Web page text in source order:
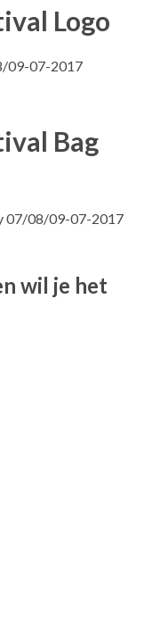
Logo
Bag
wil je het